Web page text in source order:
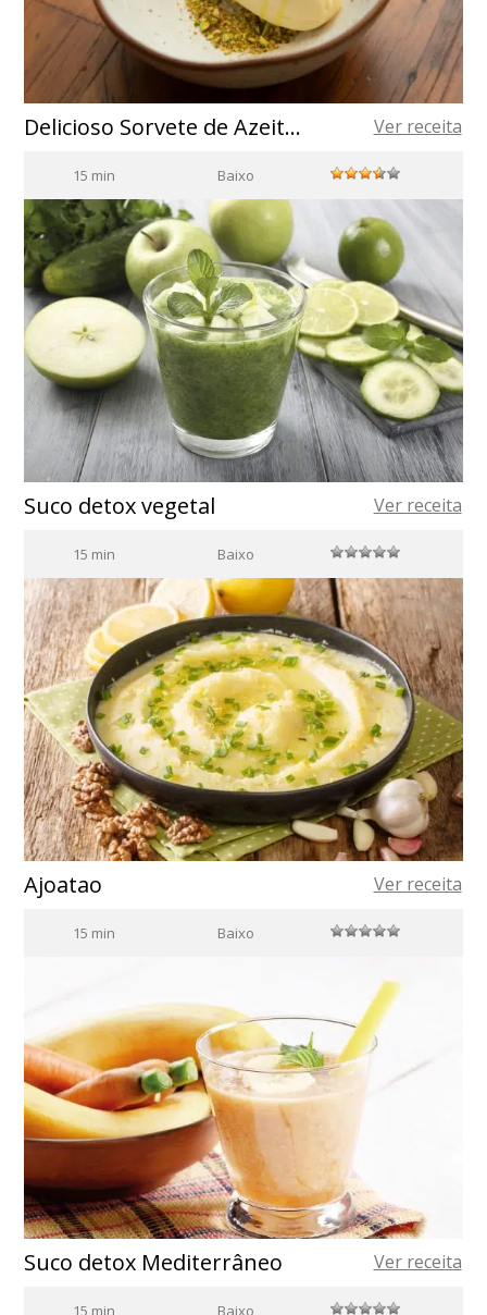
Delicioso Sorvete de Azeite de Oliva: Receita Completa Ver receita
15 min Baixo
Suco detox vegetal Ver receita
15 min Baixo
Ajoatao Ver receita
15 min Baixo
Suco detox Mediterrâneo Ver receita
15 min Baixo